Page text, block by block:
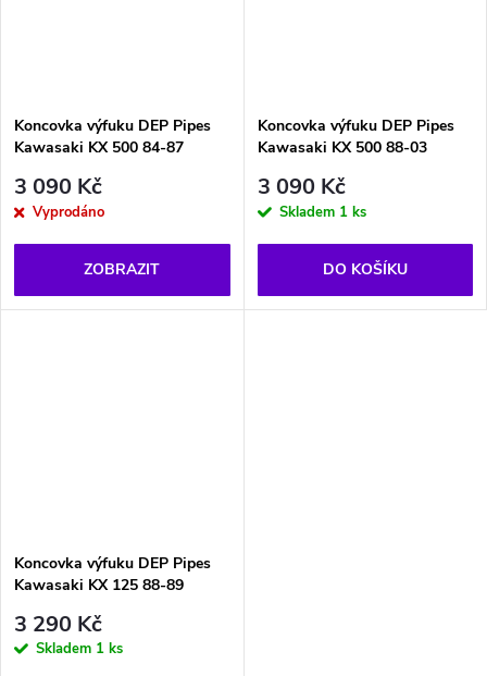
Koncovka výfuku DEP Pipes
Kawasaki KX 500 84-87
3 090 Kč
Vyprodáno
ZOBRAZIT
Koncovka výfuku DEP Pipes
Kawasaki KX 500 88-03
3 090 Kč
Skladem 1 ks
DO KOŠÍKU
Koncovka výfuku DEP Pipes
Kawasaki KX 125 88-89
3 290 Kč
Skladem 1 ks